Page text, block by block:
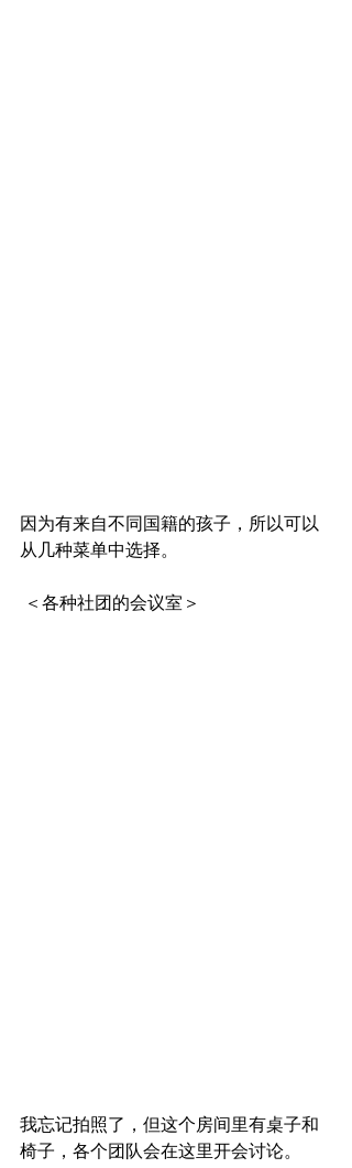
因为有来自不同国籍的孩子，所以可以
从几种菜单中选择。
＜各种社团的会议室＞
我忘记拍照了，但这个房间里有桌子和
椅子，各个团队会在这里开会讨论。